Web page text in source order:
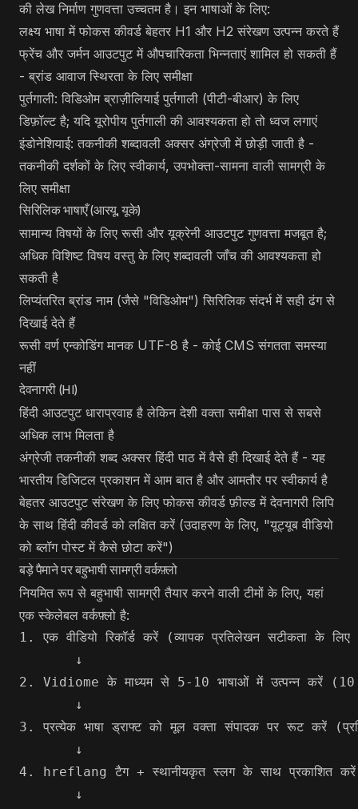
की लेख निर्माण गुणवत्ता उच्चतम है। इन भाषाओं के लिए:
लक्ष्य भाषा में फोकस कीवर्ड बेहतर H1 और H2 संरेखण उत्पन्न करते हैं
फ्रेंच और जर्मन आउटपुट में औपचारिकता भिन्नताएं शामिल हो सकती हैं
- ब्रांड आवाज स्थिरता के लिए समीक्षा
पुर्तगाली: विडिओम ब्राज़ीलियाई पुर्तगाली (पीटी-बीआर) के लिए
डिफ़ॉल्ट है; यदि यूरोपीय पुर्तगाली की आवश्यकता हो तो ध्वज लगाएं
इंडोनेशियाई: तकनीकी शब्दावली अक्सर अंग्रेजी में छोड़ी जाती है -
तकनीकी दर्शकों के लिए स्वीकार्य, उपभोक्ता-सामना वाली सामग्री के
लिए समीक्षा
सिरिलिक भाषाएँ (आरयू, यूके)
सामान्य विषयों के लिए रूसी और यूक्रेनी आउटपुट गुणवत्ता मजबूत है;
अधिक विशिष्ट विषय वस्तु के लिए शब्दावली जाँच की आवश्यकता हो
सकती है
लिप्यंतरित ब्रांड नाम (जैसे "विडिओम") सिरिलिक संदर्भ में सही ढंग से
दिखाई देते हैं
रूसी वर्ण एन्कोडिंग मानक UTF-8 है - कोई CMS संगतता समस्या
नहीं
देवनागरी (HI)
हिंदी आउटपुट धाराप्रवाह है लेकिन देशी वक्ता समीक्षा पास से सबसे
अधिक लाभ मिलता है
अंग्रेजी तकनीकी शब्द अक्सर हिंदी पाठ में वैसे ही दिखाई देते हैं - यह
भारतीय डिजिटल प्रकाशन में आम बात है और आमतौर पर स्वीकार्य है
बेहतर आउटपुट संरेखण के लिए फोकस कीवर्ड फ़ील्ड में देवनागरी लिपि
के साथ हिंदी कीवर्ड को लक्षित करें (उदाहरण के लिए, "यूट्यूब वीडियो
को ब्लॉग पोस्ट में कैसे छोटा करें")
बड़े पैमाने पर बहुभाषी सामग्री वर्कफ़्लो
नियमित रूप से बहुभाषी सामग्री तैयार करने वाली टीमों के लिए, यहां
एक स्केलेबल वर्कफ़्लो है:
1. एक वीडियो रिकॉर्ड करें (व्यापक प्रतिलेखन सटीकता के
       ↓
2. Vidiome के माध्यम से 5-10 भाषाओं में उत्पन्न करें (10
       ↓
3. प्रत्येक भाषा ड्राफ्ट को मूल वक्ता संपादक पर रूट करें
       ↓
4. hreflang टैग + स्थानीयकृत स्लग के साथ प्रकाशित करें
       ↓